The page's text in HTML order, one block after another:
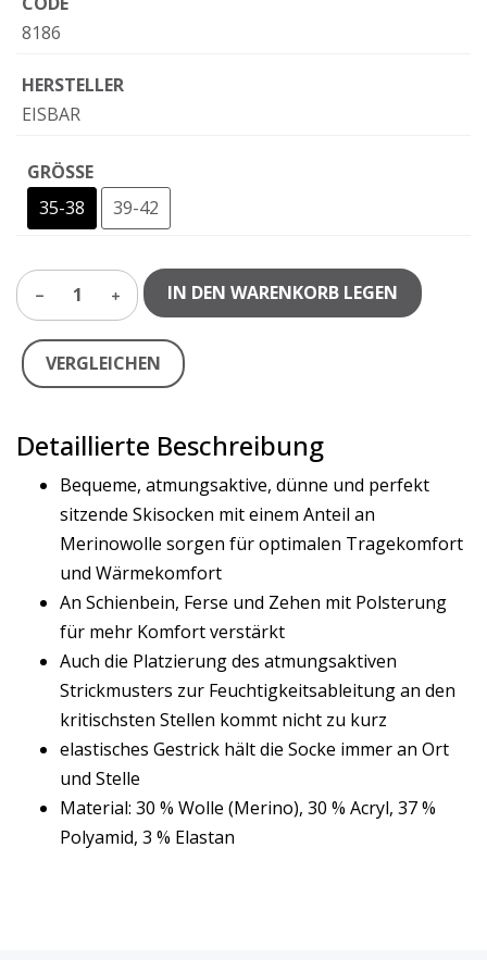
8186
HERSTELLER
EISBAR
GRÖSSE
35-38
39-42
1 IN DEN WARENKORB LEGEN
VERGLEICHEN
Detaillierte Beschreibung
Bequeme, atmungsaktive, dünne und perfekt
sitzende Skisocken mit einem Anteil an
Merinowolle sorgen für optimalen Tragekomfort
und Wärmekomfort
An Schienbein, Ferse und Zehen mit Polsterung
für mehr Komfort verstärkt
Auch die Platzierung des atmungsaktiven
Strickmusters zur Feuchtigkeitsableitung an den
kritischsten Stellen kommt nicht zu kurz
elastisches Gestrick hält die Socke immer an Ort
und Stelle
Material: 30 % Wolle (Merino), 30 % Acryl, 37 %
Polyamid, 3 % Elastan